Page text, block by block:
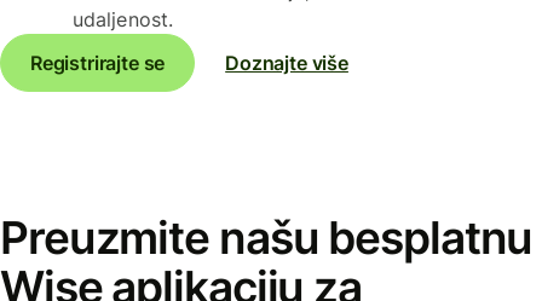
udaljenost.
Registrirajte se
Doznajte više
Preuzmite našu besplatnu
Wise aplikaciju za